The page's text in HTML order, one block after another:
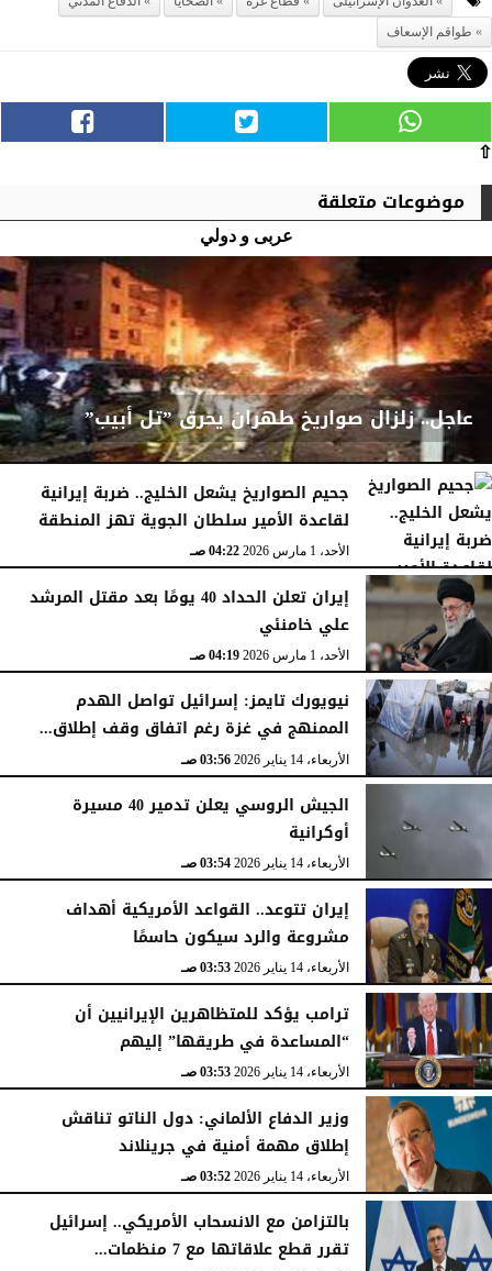
طواقم الإسعاف
⇧
موضوعات متعلقة
عربى و دولي
عاجل.. زلزال صواريخ طهران يحرق ”تل أبيب”
الأحد، 1 مارس 2026
جحيم الصواريخ يشعل الخليج.. ضربة إيرانية
لقاعدة الأمير سلطان الجوية تهز المنطقة
الأحد، 1 مارس 2026 04:22 صـ
إيران تعلن الحداد 40 يومًا بعد مقتل المرشد
علي خامنئي
الأحد، 1 مارس 2026 04:19 صـ
نيويورك تايمز: إسرائيل تواصل الهدم
الممنهج في غزة رغم اتفاق وقف إطلاق...
الأربعاء، 14 يناير 2026 03:56 صـ
الجيش الروسي يعلن تدمير 40 مسيرة
أوكرانية
الأربعاء، 14 يناير 2026 03:54 صـ
إيران تتوعد.. القواعد الأمريكية أهداف
مشروعة والرد سيكون حاسمًا
الأربعاء، 14 يناير 2026 03:53 صـ
ترامب يؤكد للمتظاهرين الإيرانيين أن
“المساعدة في طريقها” إليهم
الأربعاء، 14 يناير 2026 03:53 صـ
وزير الدفاع الألماني: دول الناتو تناقش
إطلاق مهمة أمنية في جرينلاند
الأربعاء، 14 يناير 2026 03:52 صـ
بالتزامن مع الانسحاب الأمريكي.. إسرائيل
تقرر قطع علاقاتها مع 7 منظمات...